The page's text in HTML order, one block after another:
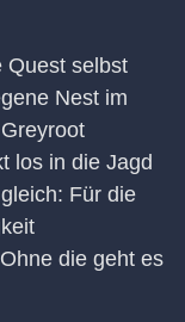
Quest selbst
Nest im
los in die Jagd
Für die
die geht es